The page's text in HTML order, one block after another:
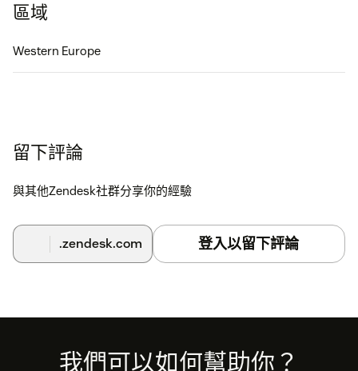
區域
Western Europe
留下評論
與其他Zendesk社群分享你的經驗
.zendesk.com 登入以留下評論
Footer我們可以如何幫助你？